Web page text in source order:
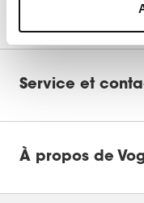
Service et
À propos de